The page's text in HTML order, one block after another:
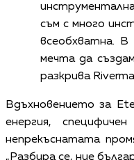
съм с много
всеобхватна.
мечта да
разкрива
Вдъхновението за
енергия,
непрекъснатата
„Разбира се, ние